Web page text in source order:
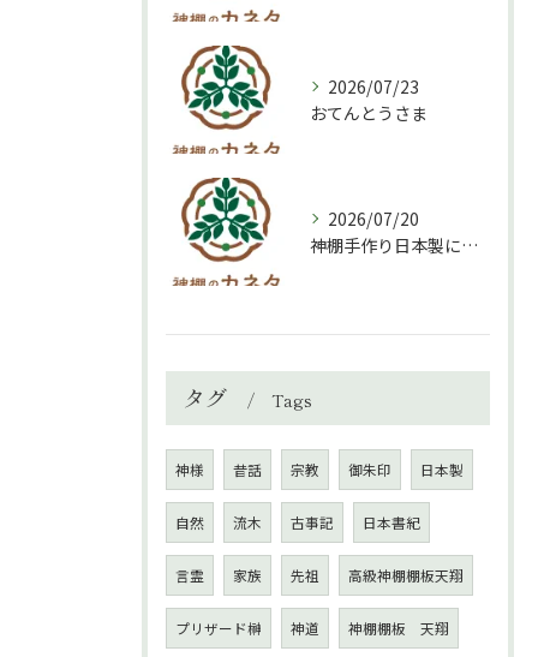
2026/07/23
おてんとうさま
2026/07/20
神棚手作り日本製について
タグ Tags
神様 昔話 宗教 御朱印 日本製
自然 流木 古事記 日本書紀
言霊 家族 先祖 高級神棚棚板天翔
プリザード榊 神道 神棚棚板 天翔